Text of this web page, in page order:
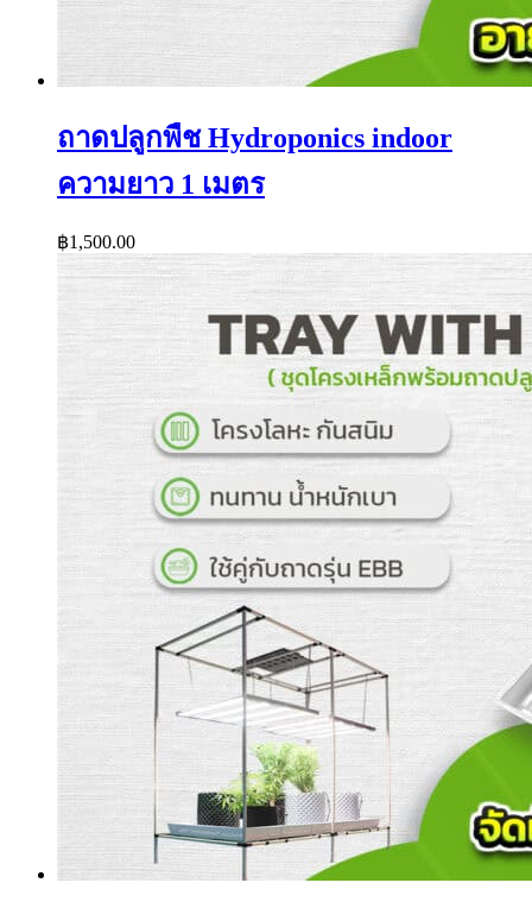
ถาดปลูกพืช Hydroponics indoor
ความยาว 1 เมตร
฿1,500.00